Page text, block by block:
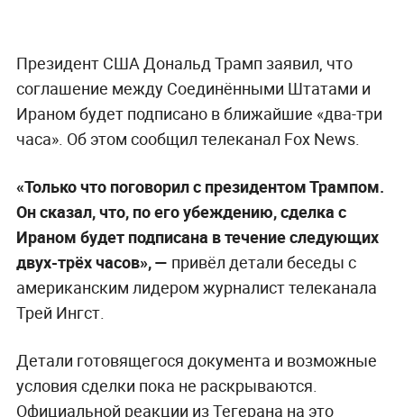
Президент США Дональд Трамп заявил, что
соглашение между Соединёнными Штатами и
Ираном будет подписано в ближайшие «два-три
часа». Об этом сообщил телеканал Fox News.
«Только что поговорил с президентом Трампом.
Он сказал, что, по его убеждению, сделка с
Ираном будет подписана в течение следующих
двух-трёх часов», — привёл детали беседы с
американским лидером журналист телеканала
Трей Ингст.
Детали готовящегося документа и возможные
условия сделки пока не раскрываются.
Официальной реакции из Тегерана на это